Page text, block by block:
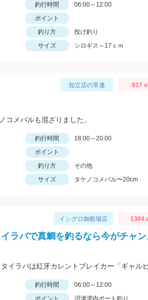
釣行時間
06:00～12:00
ポイント
釣り方
投げ釣り
サイズ シロギス～17ｃｍ
知立店の常連 917
コメバルも混ざりました。
釣行時間
18:00～20:00
ポイント
釣り方
その他
サイズ タケノコメバル〜20cm
イシグロ御殿場店 1304
バで真鯛を釣るなら今がチャン
釣行時間
06:00～12:00
ポイント 沼津湾内ボート釣り